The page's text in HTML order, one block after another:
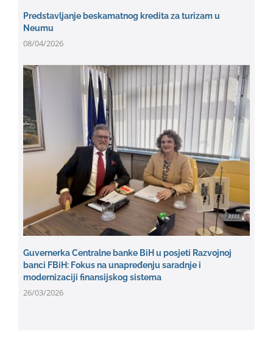
Predstavljanje beskamatnog kredita za turizam u
Neumu
08/04/2026
Guvernerka Centralne banke BiH u posjeti Razvojnoj
banci FBiH: Fokus na unapređenju saradnje i
modernizaciji finansijskog sistema
26/03/2026